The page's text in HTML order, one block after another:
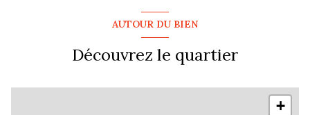
AUTOUR DU BIEN
Découvrez le quartier
+